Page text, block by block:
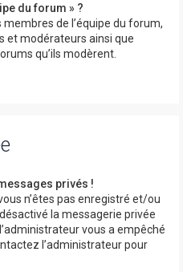
du forum » ?
de l’équipe du forum,
et modérateurs ainsi que
qu’ils modèrent.
privés !
n’êtes pas enregistré et/ou
la messagerie privée
vous a empêché
l’administrateur pour